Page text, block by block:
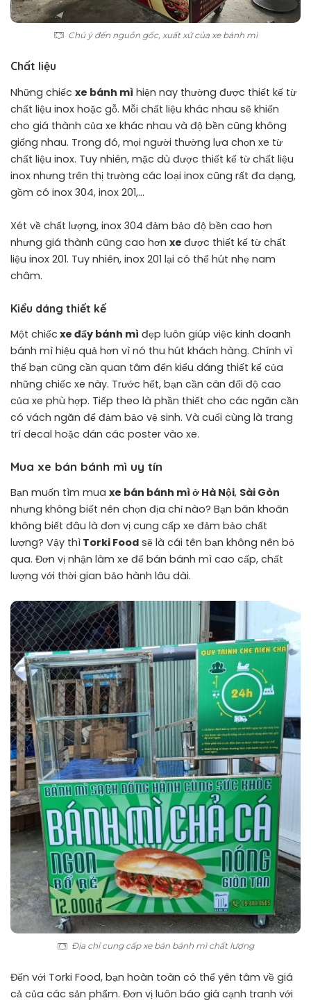
Chú ý đến nguồn gốc, xuất xứ của xe bánh mì
Chất liệu
Những chiếc xe bánh mì hiện nay thường được thiết kế từ
chất liệu inox hoặc gỗ. Mỗi chất liệu khác nhau sẽ khiến
cho giá thành của xe khác nhau và độ bền cũng không
giống nhau. Trong đó, mọi người thường lựa chọn xe từ
chất liệu inox. Tuy nhiên, mặc dù được thiết kế từ chất liệu
inox nhưng trên thị trường các loại inox cũng rất đa dạng,
gồm có inox 304, inox 201,…
Xét về chất lượng, inox 304 đảm bảo độ bền cao hơn
nhưng giá thành cũng cao hơn xe được thiết kế từ chất
liệu inox 201. Tuy nhiên, inox 201 lại có thể hút nhẹ nam
châm.
Kiểu dáng thiết kế
Một chiếc xe đẩy bánh mì đẹp luôn giúp việc kinh doanh
bánh mì hiệu quả hơn vì nó thu hút khách hàng. Chính vì
thế bạn cũng cần quan tâm đến kiểu dáng thiết kế của
những chiếc xe này. Trước hết, bạn cần cân đối độ cao
của xe phù hợp. Tiếp theo là phần thiết cho các ngăn cần
có vách ngăn để đảm bảo vệ sinh. Và cuối cùng là trang
trí decal hoặc dán các poster vào xe.
Mua xe bán bánh mì uy tín
Bạn muốn tìm mua xe bán bánh mì ở Hà Nội, Sài Gòn
nhưng không biết nên chọn địa chỉ nào? Bạn băn khoăn
không biết đâu là đơn vị cung cấp xe đảm bảo chất
lượng? Vậy thì Torki Food sẽ là cái tên bạn không nên bỏ
qua. Đơn vị nhận làm xe để bán bánh mì cao cấp, chất
lượng với thời gian bảo hành lâu dài.
Địa chỉ cung cấp xe bán bánh mì chất lượng
Đến với Torki Food, bạn hoàn toàn có thể yên tâm về giá
cả của các sản phẩm. Đơn vị luôn báo giá cạnh tranh với